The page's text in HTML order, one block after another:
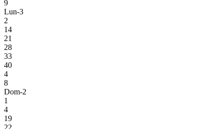
9
Lun-3
2
14
21
28
33
40
4
8
Dom-2
1
4
19
22